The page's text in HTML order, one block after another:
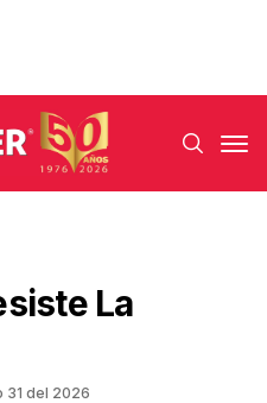
La
31 del 2026